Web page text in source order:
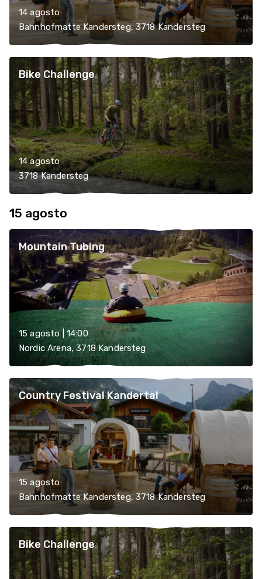
14 agosto
Bahnhofmatte Kandersteg, 3718 Kandersteg
Bike Challenge
14 agosto
3718 Kandersteg
15 agosto
Mountain Tubing
15 agosto | 14:00
Nordic Arena, 3718 Kandersteg
Country Festival Kandertal
15 agosto
Bahnhofmatte Kandersteg, 3718 Kandersteg
Bike Challenge